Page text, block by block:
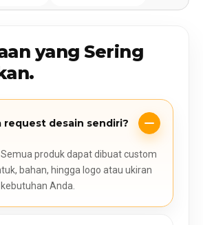
yang Sering
request desain sendiri?
produk dapat dibuat custom
bahan, hingga logo atau ukiran
Anda.